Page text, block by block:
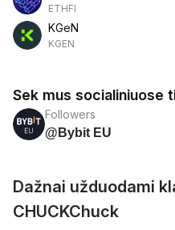
ETHFI
KGeN
KGEN
Sek mus socialiniuose
Followers
@Bybit EU
Dažnai užduodami
CHUCKChuck